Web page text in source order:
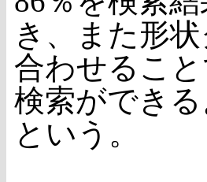
き、また形
合わせるこ
検索ができ
という。